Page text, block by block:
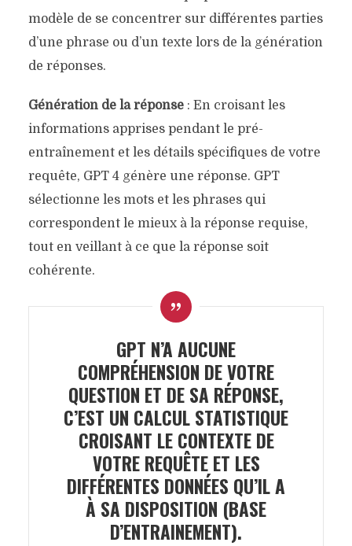
modèle de se concentrer sur différentes parties
d’une phrase ou d’un texte lors de la génération
de réponses.
Génération de la réponse: En croisant les
informations apprises pendant le pré-
entraînement et les détails spécifiques de votre
requête, GPT 4 génère une réponse. GPT
sélectionne les mots et les phrases qui
correspondent le mieux à la réponse requise,
tout en veillant à ce que la réponse soit
cohérente.
GPT N’A AUCUNE
COMPRÉHENSION DE VOTRE
QUESTION ET DE SA RÉPONSE,
C’EST UN CALCUL STATISTIQUE
CROISANT LE CONTEXTE DE
VOTRE REQUÊTE ET LES
DIFFÉRENTES DONNÉES QU’IL A
À SA DISPOSITION (BASE
D’ENTRAINEMENT).